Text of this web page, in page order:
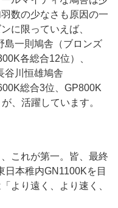
数の少なさも原因の一
に限っていえば、
島一則鳩舎（ブロンズ
各総合12位）、
谷川恒雄鳩舎
総合3位、GP800K
、活躍しています。
これが第一。皆、最終
日本稚内GN1100Kを目
より遠く、より速く、